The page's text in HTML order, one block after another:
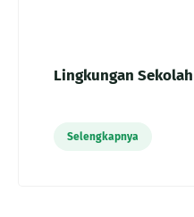
Lingkungan
Selengkapnya